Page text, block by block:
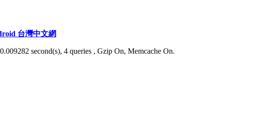
台灣中文網
second(s), 4 queries , Gzip On, Memcache On.